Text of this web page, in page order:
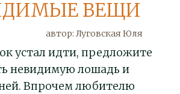
ВЕЩИ
автор: Луговская Юля
устал идти, предложите
невидимую лошадь и
ней. Впрочем любителю